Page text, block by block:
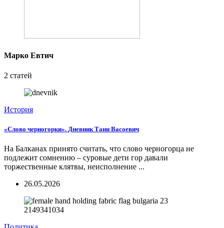
Марко Евтич
2 статей
История
«Слово черногорки». Дневник Тани Васоевич
На Балканах принято считать, что слово черногорца не
подлежит сомнению – суровые дети гор давали
торжественные клятвы, неисполнение ...
26.05.2026